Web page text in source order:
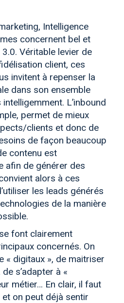
Intelligence
concernent bel et
Véritable levier de
client, ces
invitent à repenser la
dans son ensemble
L’inbound
permet de mieux
clients et donc de
de façon beaucoup
contenu est
afin de générer des
alors à ces
les leads générés
de la manière
font clairement
concernés. On
« digitaux », de maitriser
s’adapter à «
métier… En clair, il faut
on peut déjà sentir